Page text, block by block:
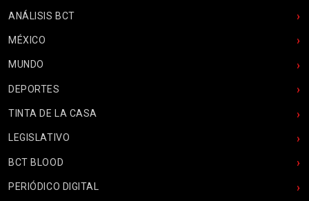
ANÁLISIS BCT
MÉXICO
MUNDO
DEPORTES
TINTA DE LA CASA
LEGISLATIVO
BCT BLOOD
PERIÓDICO DIGITAL